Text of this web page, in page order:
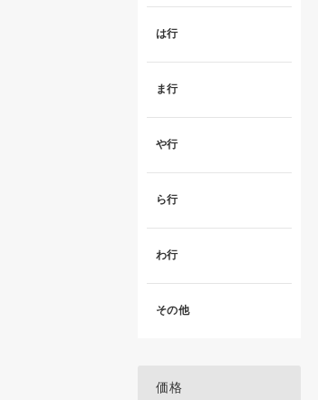
は行
ま行
や行
ら行
わ行
その他
価格